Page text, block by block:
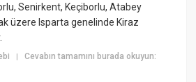
Senirkent, Keçiborlu, Atabey
üzere Isparta genelinde Kiraz
|Cevabın tamamını burada okuyun: